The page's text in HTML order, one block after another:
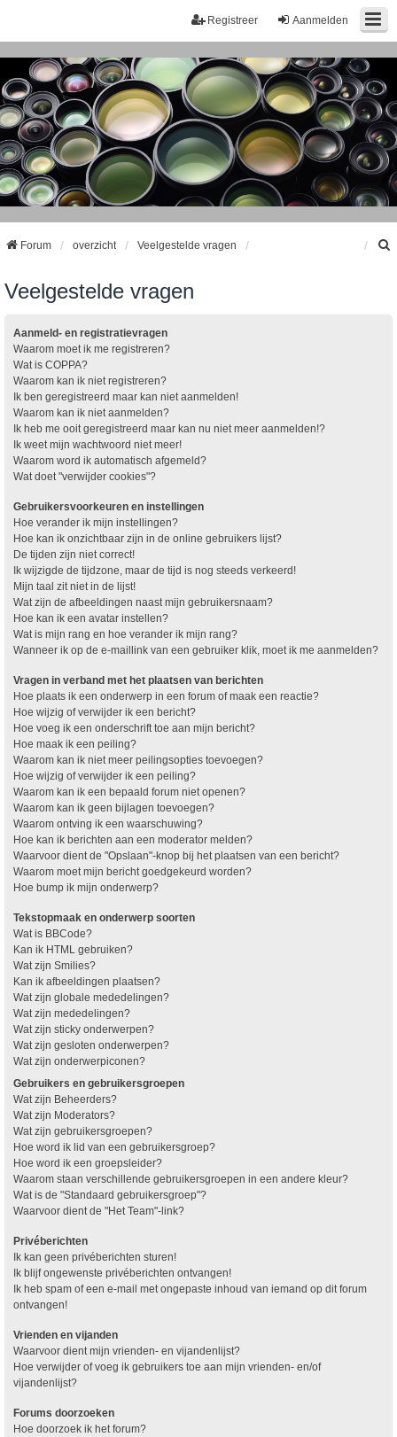
Aanmelden
Registreer
Forum overzicht Veelgestelde vragen
Veelgestelde vragen
Aanmeld- en registratievragen
Waarom moet ik me registreren?
Wat is COPPA?
Waarom kan ik niet registreren?
Ik ben geregistreerd maar kan niet aanmelden!
Waarom kan ik niet aanmelden?
Ik heb me ooit geregistreerd maar kan nu niet meer aanmelden!?
Ik weet mijn wachtwoord niet meer!
Waarom word ik automatisch afgemeld?
Wat doet "verwijder cookies"?
Gebruikersvoorkeuren en instellingen
Hoe verander ik mijn instellingen?
Hoe kan ik onzichtbaar zijn in de online gebruikers lijst?
De tijden zijn niet correct!
Ik wijzigde de tijdzone, maar de tijd is nog steeds verkeerd!
Mijn taal zit niet in de lijst!
Wat zijn de afbeeldingen naast mijn gebruikersnaam?
Hoe kan ik een avatar instellen?
Wat is mijn rang en hoe verander ik mijn rang?
Wanneer ik op de e-maillink van een gebruiker klik, moet ik me aanmelden?
Vragen in verband met het plaatsen van berichten
Hoe plaats ik een onderwerp in een forum of maak een reactie?
Hoe wijzig of verwijder ik een bericht?
Hoe voeg ik een onderschrift toe aan mijn bericht?
Hoe maak ik een peiling?
Waarom kan ik niet meer peilingsopties toevoegen?
Hoe wijzig of verwijder ik een peiling?
Waarom kan ik een bepaald forum niet openen?
Waarom kan ik geen bijlagen toevoegen?
Waarom ontving ik een waarschuwing?
Hoe kan ik berichten aan een moderator melden?
Waarvoor dient de "Opslaan"-knop bij het plaatsen van een bericht?
Waarom moet mijn bericht goedgekeurd worden?
Hoe bump ik mijn onderwerp?
Tekstopmaak en onderwerp soorten
Wat is BBCode?
Kan ik HTML gebruiken?
Wat zijn Smilies?
Kan ik afbeeldingen plaatsen?
Wat zijn globale mededelingen?
Wat zijn mededelingen?
Wat zijn sticky onderwerpen?
Wat zijn gesloten onderwerpen?
Wat zijn onderwerpiconen?
Gebruikers en gebruikersgroepen
Wat zijn Beheerders?
Wat zijn Moderators?
Wat zijn gebruikersgroepen?
Hoe word ik lid van een gebruikersgroep?
Hoe word ik een groepsleider?
Waarom staan verschillende gebruikersgroepen in een andere kleur?
Wat is de "Standaard gebruikersgroep"?
Waarvoor dient de "Het Team"-link?
Privéberichten
Ik kan geen privéberichten sturen!
Ik blijf ongewenste privéberichten ontvangen!
Ik heb spam of een e-mail met ongepaste inhoud van iemand op dit forum
ontvangen!
Vrienden en vijanden
Waarvoor dient mijn vrienden- en vijandenlijst?
Hoe verwijder of voeg ik gebruikers toe aan mijn vrienden- en/of
vijandenlijst?
Forums doorzoeken
Hoe doorzoek ik het forum?